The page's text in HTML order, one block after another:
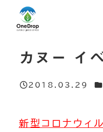
カヌー イ
投稿日
2018.03.29
新型コロナウィ